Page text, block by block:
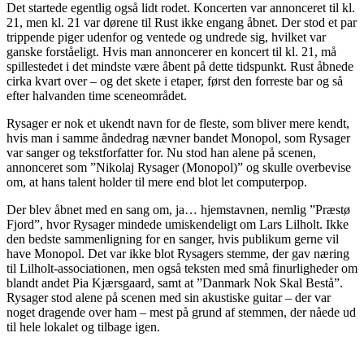
Det startede egentlig også lidt rodet. Koncerten var annonceret til kl.
21, men kl. 21 var dørene til Rust ikke engang åbnet. Der stod et par
trippende piger udenfor og ventede og undrede sig, hvilket var
ganske forståeligt. Hvis man annoncerer en koncert til kl. 21, må
spillestedet i det mindste være åbent på dette tidspunkt. Rust åbnede
cirka kvart over – og det skete i etaper, først den forreste bar og så
efter halvanden time sceneområdet.
Rysager er nok et ukendt navn for de fleste, som bliver mere kendt,
hvis man i samme åndedrag nævner bandet Monopol, som Rysager
var sanger og tekstforfatter for. Nu stod han alene på scenen,
annonceret som ”Nikolaj Rysager (Monopol)” og skulle overbevise
om, at hans talent holder til mere end blot let computerpop.
Der blev åbnet med en sang om, ja… hjemstavnen, nemlig ”Præstø
Fjord”, hvor Rysager mindede umiskendeligt om Lars Lilholt. Ikke
den bedste sammenligning for en sanger, hvis publikum gerne vil
have Monopol. Det var ikke blot Rysagers stemme, der gav næring
til Lilholt-associationen, men også teksten med små finurligheder om
blandt andet Pia Kjærsgaard, samt at ”Danmark Nok Skal Bestå”.
Rysager stod alene på scenen med sin akustiske guitar – der var
noget dragende over ham – mest på grund af stemmen, der nåede ud
til hele lokalet og tilbage igen.